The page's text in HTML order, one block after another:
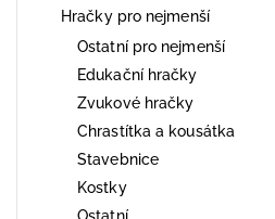
Hračky pro nejmenší
Ostatní pro nejmenší
Edukační hračky
Zvukové hračky
Chrastítka a kousátka
Stavebnice
Kostky
Ostatní